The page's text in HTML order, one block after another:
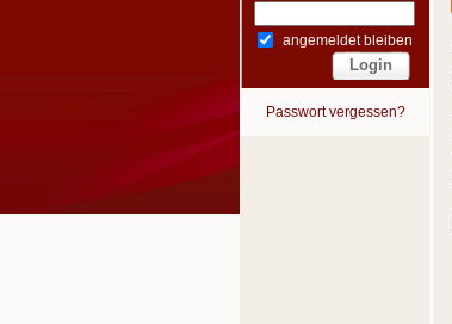
angemeldet bleiben
Passwort vergessen?